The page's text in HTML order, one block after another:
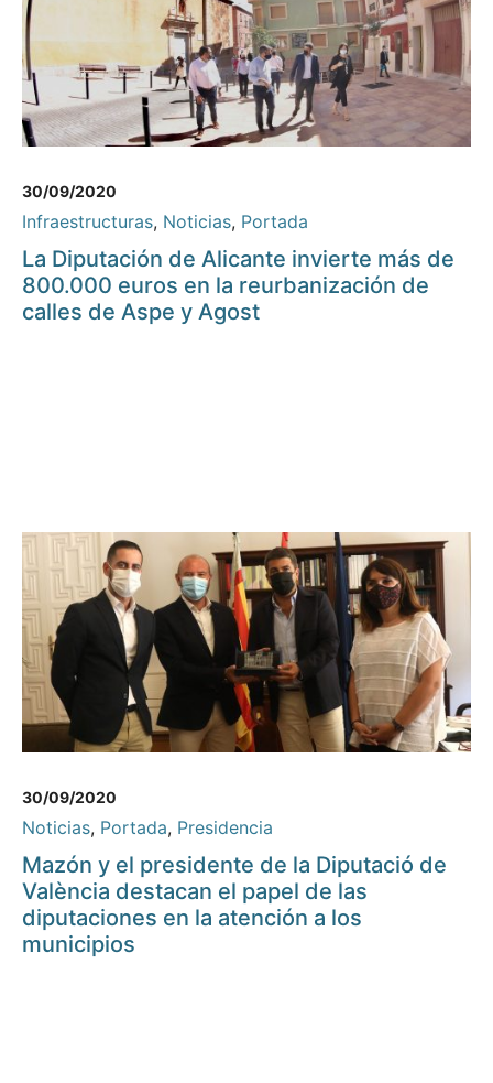
30/09/2020
Infraestructuras, Noticias, Portada
La Diputación de Alicante invierte más de
800.000 euros en la reurbanización de
calles de Aspe y Agost
30/09/2020
Noticias, Portada, Presidencia
Mazón y el presidente de la Diputació de
València destacan el papel de las
diputaciones en la atención a los
municipios